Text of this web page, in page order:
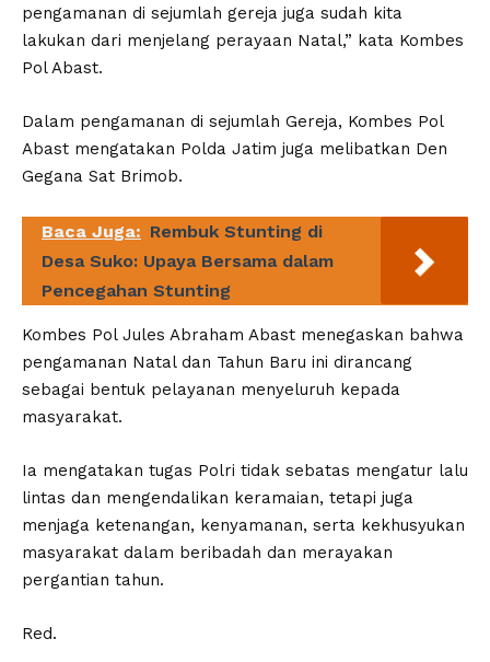
pengamanan di sejumlah gereja juga sudah kita
lakukan dari menjelang perayaan Natal,” kata Kombes
Pol Abast.
Dalam pengamanan di sejumlah Gereja, Kombes Pol
Abast mengatakan Polda Jatim juga melibatkan Den
Gegana Sat Brimob.
Baca Juga: Rembuk Stunting di
Desa Suko: Upaya Bersama dalam
Pencegahan Stunting
Kombes Pol Jules Abraham Abast menegaskan bahwa
pengamanan Natal dan Tahun Baru ini dirancang
sebagai bentuk pelayanan menyeluruh kepada
masyarakat.
Ia mengatakan tugas Polri tidak sebatas mengatur lalu
lintas dan mengendalikan keramaian, tetapi juga
menjaga ketenangan, kenyamanan, serta kekhusyukan
masyarakat dalam beribadah dan merayakan
pergantian tahun.
Red.